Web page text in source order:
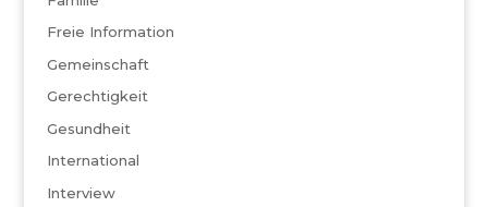
Freie Information
Gemeinschaft
Gerechtigkeit
Gesundheit
International
Interview